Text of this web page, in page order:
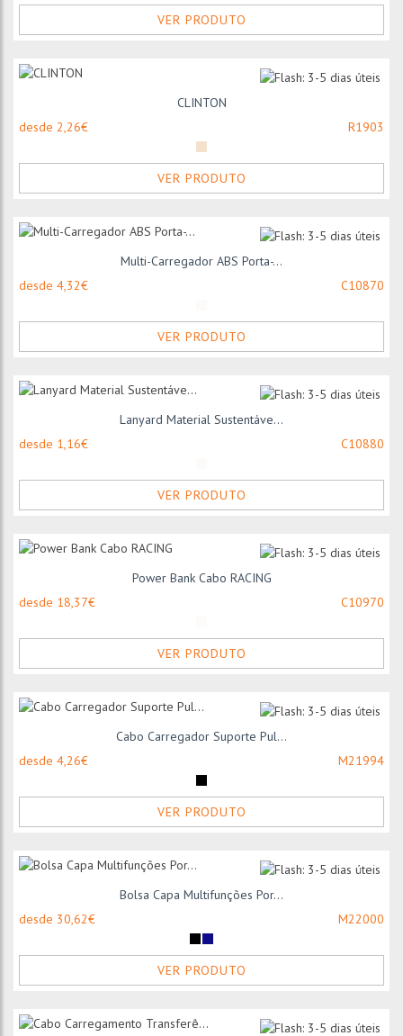
VER PRODUTO
CLINTON
desde 2,26€
R1903
VER PRODUTO
Multi-Carregador ABS Porta-...
desde 4,32€
C10870
VER PRODUTO
Lanyard Material Sustentáve...
desde 1,16€
C10880
VER PRODUTO
Power Bank Cabo RACING
desde 18,37€
C10970
VER PRODUTO
Cabo Carregador Suporte Pul...
desde 4,26€
M21994
VER PRODUTO
Bolsa Capa Multifunções Por...
desde 30,62€
M22000
VER PRODUTO